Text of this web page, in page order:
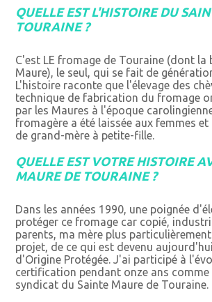
QUELLE EST L'HISTOIRE DU
TOURAINE ?
C'est LE fromage de Touraine (dont la
Maure), le seul, qui se fait de
L'histoire raconte que l'élevage des
technique de fabrication du fromage
par les Maures à l'époque
fromagère a été laissée aux femmes
de grand-mère à petite-fille.
QUELLE EST VOTRE HISTOIRE
MAURE DE TOURAINE ?
Dans les années 1990, une poignée
protéger ce fromage car copié,
parents, ma mère plus
projet, de ce qui est devenu
d'Origine Protégée. J'ai participé à
certification pendant onze ans comme
syndicat du Sainte Maure de Touraine.